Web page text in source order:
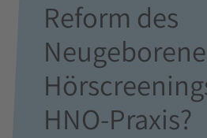
Reform des
HNO-Praxis?